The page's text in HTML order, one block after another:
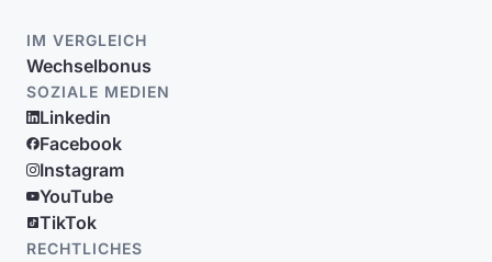
IM VERGLEICH
Wechselbonus
SOZIALE MEDIEN
Linkedin
Facebook
Instagram
YouTube
TikTok
RECHTLICHES